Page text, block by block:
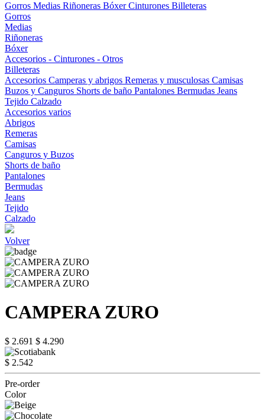
Gorros Medias Riñoneras BóxerCinturones Billeteras
Gorros
Medias
Riñoneras
Bóxer
Accesorios - Cinturones - Otros
Billeteras
Accesorios Camperas y abrigos Remeras y musculosas Camisas
Buzos y Canguros Shorts de baño Pantalones Bermudas Jeans
Tejido Calzado
Accesorios varios
Abrigos
Remeras
Camisas
Canguros y Buzos
Shorts de baño
Pantalones
Bermudas
Jeans
Tejido
Calzado
Volver
CAMPERA ZURO
$ 2.691 $ 4.290
$ 2.542
Pre-order
Color